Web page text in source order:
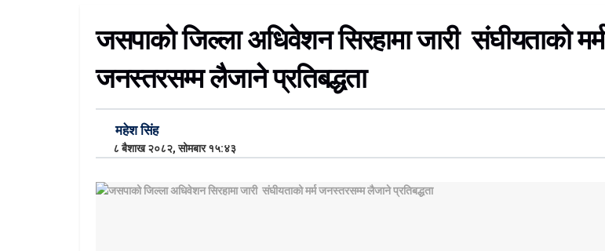
जसपाको जिल्ला अधिवेशन सिरहामा जारी संघीयताको मर्म
जनस्तरसम्म लैजाने प्रतिबद्धता
महेश सिंह
८ बैशाख २०८२, सोमबार १५:४३